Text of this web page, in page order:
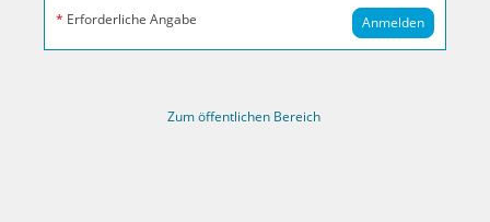
* Erforderliche Angabe Anmelden
Zum öffentlichen Bereich